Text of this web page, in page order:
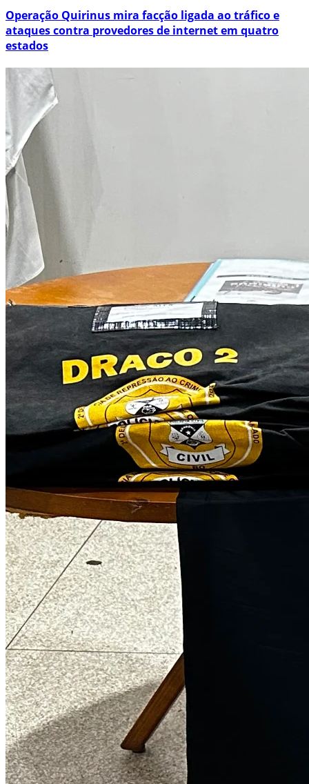
Operação Quirinus mira facção ligada ao tráfico e
ataques contra provedores de internet em quatro
estados